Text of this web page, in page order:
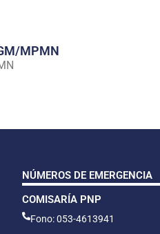
MPMN
NÚMEROS DE EMERGENCIA
COMISARÍA PNP
Fono: 053-4613941